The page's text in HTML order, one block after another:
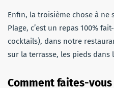
Enfin, la troisième chose à ne
Plage, c’est un repas 100%
cocktails), dans notre
sur la terrasse, les pieds dans
Comment faites-